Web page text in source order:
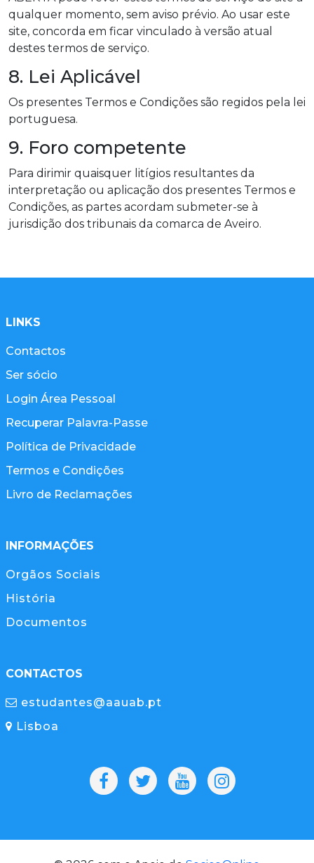
qualquer momento, sem aviso prévio. Ao usar este
site, concorda em ficar vinculado à versão atual
destes termos de serviço.
8. Lei Aplicável
Os presentes Termos e Condições são regidos pela lei
portuguesa.
9. Foro competente
Para dirimir quaisquer litígios resultantes da
interpretação ou aplicação dos presentes Termos e
Condições, as partes acordam submeter-se à
jurisdição dos tribunais da comarca de Aveiro.
LINKS
Contactos
Ser sócio
Login Área Pessoal
Recuperar Palavra-Passe
Política de Privacidade
Termos e Condições
Livro de Reclamações
INFORMAÇÕES
Orgãos Sociais
História
Documentos
CONTACTOS
estudantes@aauab.pt
Lisboa